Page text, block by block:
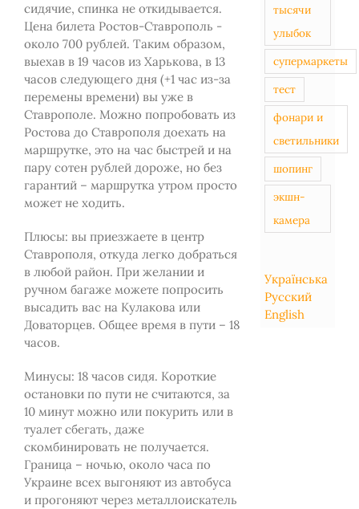
сидячие, спинка не откидывается.
Цена билета Ростов-Ставрополь -
около 700 рублей. Таким образом,
выехав в 19 часов из Харькова, в 13
часов следующего дня (+1 час из-за
перемены времени) вы уже в
Ставрополе. Можно попробовать из
Ростова до Ставрополя доехать на
маршрутке, это на час быстрей и на
пару сотен рублей дороже, но без
гарантий – маршрутка утром просто
может не ходить.
Плюсы: вы приезжаете в центр
Ставрополя, откуда легко добраться
в любой район. При желании и
ручном багаже можете попросить
высадить вас на Кулакова или
Доваторцев. Общее время в пути – 18
часов.
Минусы: 18 часов сидя. Короткие
остановки по пути не считаются, за
10 минут можно или покурить или в
туалет сбегать, даже
скомбинировать не получается.
Граница – ночью, около часа по
Украине всех выгоняют из автобуса
и прогоняют через металлоискатель
тысячи
улыбок
супермаркеты
тест
фонари и
светильники
шопинг
экшн-
камера
Українська
Русский
English